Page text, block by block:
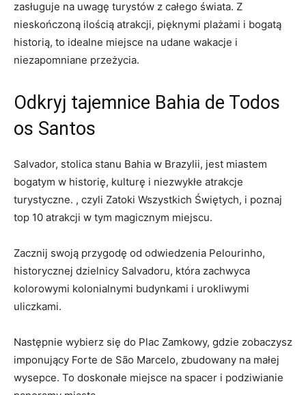
zasługuje na uwagę‌ turystów z ​całego świata. Z
nieskończoną ilością atrakcji,⁤ pięknymi plażami i bogatą
historią, to idealne miejsce na ‌udane wakacje i
niezapomniane przeżycia.
Odkryj tajemnice‌ Bahia⁣ de Todos
os Santos
Salvador, stolica stanu‌ Bahia ​w Brazylii, jest miastem
bogatym w historię, kulturę i niezwykłe atrakcje
turystyczne.‍ , czyli⁢ Zatoki Wszystkich Świętych, ⁣i​ poznaj
top 10 atrakcji w tym magicznym⁤ miejscu.
Zacznij swoją przygodę od odwiedzenia Pelourinho,
historycznej dzielnicy ‍Salvadoru, ‍która zachwyca
kolorowymi kolonialnymi budynkami⁢ i urokliwymi
uliczkami.
Następnie wybierz się​ do Plac Zamkowy, gdzie zobaczysz
imponujący Forte de São⁢ Marcelo, zbudowany⁤ na małej
wysepce. To doskonałe ​miejsce na⁣ spacer i ⁢podziwianie